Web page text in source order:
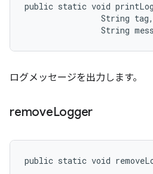
public static void
                String tag,
String
ログメッセージを出力します。
removeLogger
public static void